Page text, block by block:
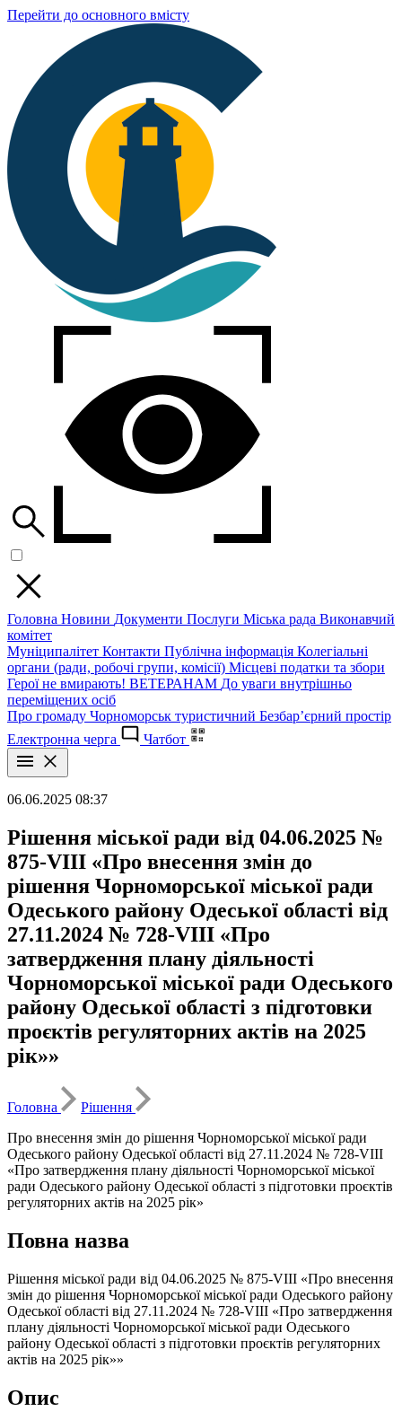
Перейти до основного вмісту
Головна Новини Документи Послуги Міська рада Виконавчий
комітет
Муніципалітет Контакти Публічна інформація Колегіальні
органи (ради, робочі групи, комісії) Місцеві податки та збори
Герої не вмирають! ВЕТЕРАНАМ До уваги внутрішньо
переміщених осіб
Про громаду Чорноморськ туристичний Безбар’єрний простір
Електронна черга
Чатбот
06.06.2025 08:37
Рішення міської ради від 04.06.2025 №
875-VIII «Про внесення змін до
рішення Чорноморської міської ради
Одеського району Одеської області від
27.11.2024 № 728-VІII «Про
затвердження плану діяльності
Чорноморської міської ради Одеського
району Одеської області з підготовки
проєктів регуляторних актів на 2025
рік»»
Головна
Рішення
Про внесення змін до рішення Чорноморської міської ради
Одеського району Одеської області від 27.11.2024 № 728-VІII
«Про затвердження плану діяльності Чорноморської міської
ради Одеського району Одеської області з підготовки проєктів
регуляторних актів на 2025 рік»
Повна назва
Рішення міської ради від 04.06.2025 № 875-VIII «Про внесення
змін до рішення Чорноморської міської ради Одеського району
Одеської області від 27.11.2024 № 728-VІII «Про затвердження
плану діяльності Чорноморської міської ради Одеського
району Одеської області з підготовки проєктів регуляторних
актів на 2025 рік»»
Опис